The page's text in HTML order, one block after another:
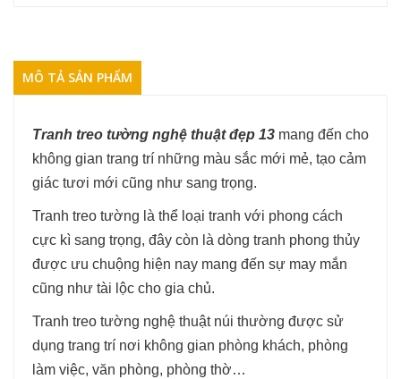
MÔ TẢ SẢN PHẨM
Tranh treo tường nghệ thuật đẹp 13 mang đến cho
không gian trang trí những màu sắc mới mẻ, tạo cảm
giác tươi mới cũng như sang trọng.
Tranh treo tường là thể loại tranh với phong cách
cực kì sang trọng, đây còn là dòng tranh phong thủy
được ưu chuộng hiện nay mang đến sự may mắn
cũng như tài lộc cho gia chủ.
Tranh treo tường nghệ thuật núi thường được sử
dụng trang trí nơi không gian phòng khách, phòng
làm việc, văn phòng, phòng thờ…